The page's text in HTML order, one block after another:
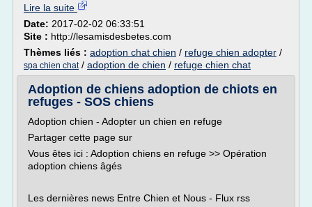
Lire la suite
Date: 2017-02-02 06:33:51
Site : http://lesamisdesbetes.com
Thèmes liés : adoption chat chien / refuge chien adopter /
spa chien chat/ adoption de chien / refuge chien chat
Adoption de chiens adoption de chiots en
refuges - SOS chiens
Adoption chien - Adopter un chien en refuge
Partager cette page sur
Vous êtes ici : Adoption chiens en refuge >> Opération
adoption chiens âgés
Les dernières news Entre Chien et Nous - Flux rss